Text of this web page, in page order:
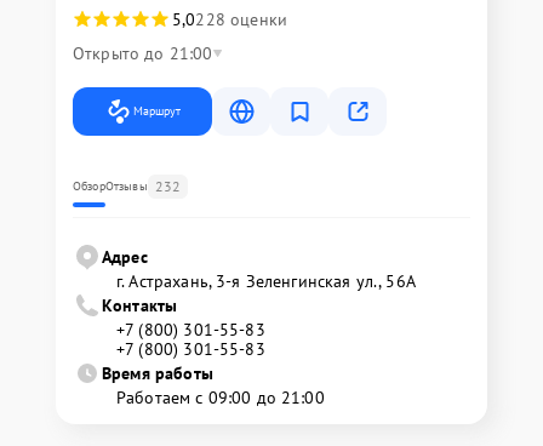
5,0228 оценки
Открыто до 21:00
Маршрут
ОбзорОтзывы 232
Адрес
г. Астрахань, 3-я Зеленгинская ул., 56А
Контакты
+7 (800) 301-55-83
+7 (800) 301-55-83
Время работы
Работаем с 09:00 до 21:00